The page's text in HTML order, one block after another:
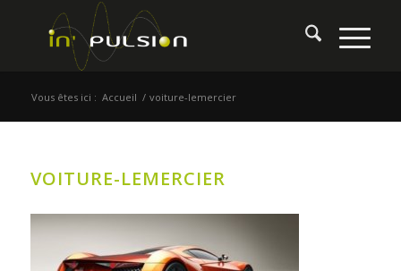
Vous êtes ici : Accueil / voiture-lemercier
VOITURE-LEMERCIER